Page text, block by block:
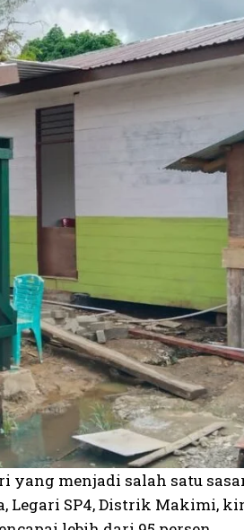
yang menjadi salah satu
Legari SP4, Distrik Makimi,